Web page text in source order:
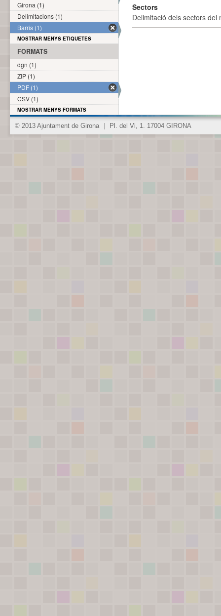
Sectors
Delimitació dels sectors del
Girona (1)
Delimitacions (1)
Barris (1)
MOSTRAR MENYS ETIQUETES
FORMATS
dgn (1)
ZIP (1)
PDF (1)
CSV (1)
MOSTRAR MENYS FORMATS
© 2013 Ajuntament de Girona Pl. del Vi, 1. 17004 GIRONA